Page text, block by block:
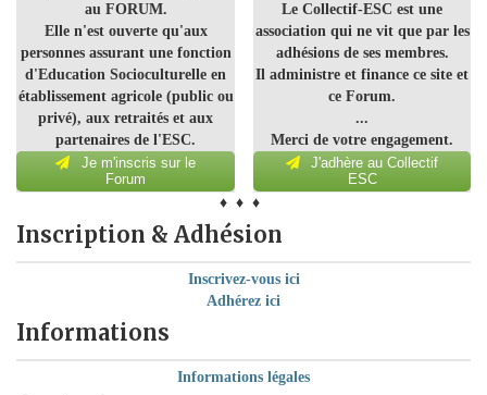
au FORUM.
Elle n'est ouverte qu'aux
personnes assurant une fonction
d'Education Socioculturelle en
établissement agricole (public ou
privé), aux retraités et aux
partenaires de l'ESC.
Je m'inscris sur le
Forum
Le Collectif-ESC est une
association qui ne vit que par les
adhésions de ses membres.
Il administre et finance ce site et
ce Forum.
...
Merci de votre engagement.
J'adhère au Collectif
ESC
♦ ♦ ♦
Inscription & Adhésion
Inscrivez-vous ici
Adhérez ici
Informations
Informations légales